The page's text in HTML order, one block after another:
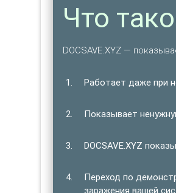
Что
DOCSAVE.XYZ —
Работает даже при
Показывает
DOCSAVE.XYZ
Переход по
заражения вашей